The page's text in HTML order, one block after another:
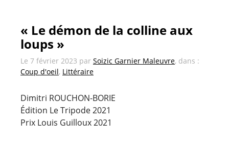
« Le démon de la colline aux
loups »
Le 7 février 2023 par Soizic Garnier Maleuvre, dans :
Coup d'oeil, Littéraire
Dimitri ROUCHON-BORIE
Édition Le Tripode 2021
Prix Louis Guilloux 2021